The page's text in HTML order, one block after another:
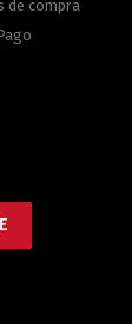
de compra